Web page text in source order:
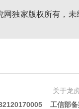
独家版权所有，
关于龙
32120170005 工信部